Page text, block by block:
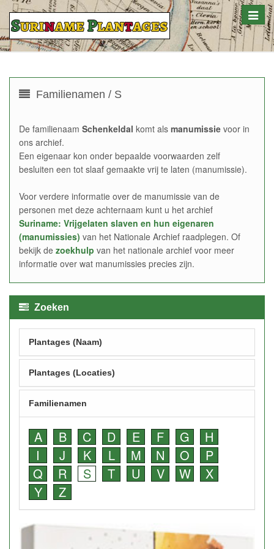
Toggle
Familienamen / S
De familienaam Schenkeldal komt als manumissie voor in
ons archief.
Een eigenaar kon onder bepaalde voorwaarden zelf
besluiten een tot slaaf gemaakte vrij te laten (manumissie).
Voor verdere informatie over de manumissie van de
personen met deze achternaam kunt u het archief
Suriname: Vrijgelaten slaven en hun eigenaren
(manumissies) van het Nationale Archief raadplegen. Of
bekijk de zoekhulp van het nationale archief voor meer
informatie over wat manumissies precies zijn.
Zoeken
Plantages (Naam)
Plantages (Locaties)
Familienamen
A B C D E F G
H
I
J K L M N O
P
Q
R S T U V W
X
Y
Z